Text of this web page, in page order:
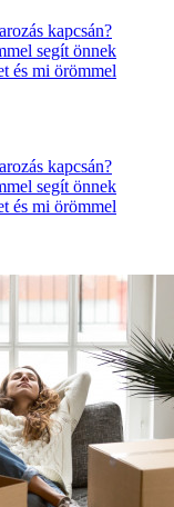
kapcsán?
segít önnek
és mi örömmel
kapcsán?
segít önnek
és mi örömmel